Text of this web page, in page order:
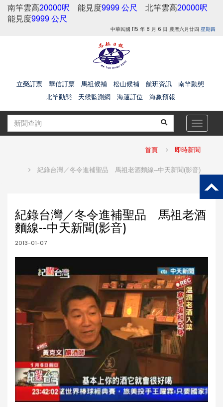
南竿雲高20000呎 能見度9999 公尺 北竿雲高20000呎
能見度9999 公尺
中華民國 115 年 8 月 6 日 農曆六月廿四 星期四
立榮訂票 華信訂票 馬祖候補 松山候補 航班資訊
南竿動態
北竿動態
天候監測網 海運訂位 海象預報
Toggle
首頁 即時新聞
紀錄台灣／冬令進補聖品 馬祖老酒麵線--中天新聞(影音)
紀錄台灣／冬令進補聖品 馬祖老酒
麵線--中天新聞(影音)
2013-01-07